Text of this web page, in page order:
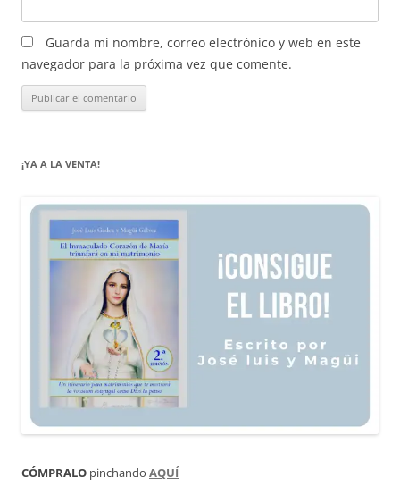
Guarda mi nombre, correo electrónico y web en este
navegador para la próxima vez que comente.
¡YA A LA VENTA!
CÓMPRALO pinchando AQUÍ